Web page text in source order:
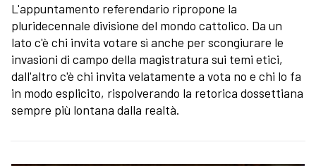
L'appuntamento referendario ripropone la
pluridecennale divisione del mondo cattolico. Da un
lato c'è chi invita votare sì anche per scongiurare le
invasioni di campo della magistratura sui temi etici,
dall'altro c'è chi invita velatamente a vota no e chi lo fa
in modo esplicito, rispolverando la retorica dossettiana
sempre più lontana dalla realtà.